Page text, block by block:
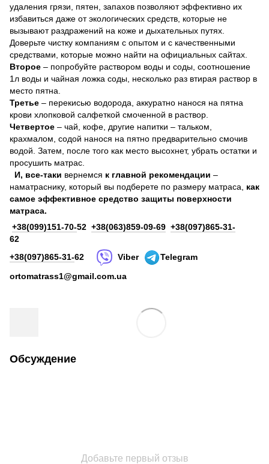
удаления грязи, пятен, запахов позволяют эффективно их
избавиться даже от экологических средств, которые не
вызывают раздражений на коже и дыхательных путях.
Доверьте чистку компаниям с опытом и с качественными
средствами, которые можно найти на официальных сайтах.
Второе – попробуйте раствором воды и соды, соотношение
1л воды и чайная ложка соды, несколько раз втирая раствор в
место пятна.
Третье – перекисью водорода, аккуратно нанося на пятна
крови хлопковой салфеткой смоченной в раствор.
Четвертое – чай, кофе, другие напитки – тальком,
крахмалом, содой нанося на пятно предварительно смочив
водой. Затем, после того как место высохнет, убрать остатки и
просушить матрас.
И, все-таки вернемся к главной рекомендации –
наматраснику, который вы подберете по размеру матраса, как
самое эффективное средство защиты поверхности
матраса.
+38(099)151-70-52 +38(063)859-09-69 +38(097)865-31-
62
+38(097)865-31-62 Viber Telegram
ortomatrass1@gmail.com.ua
Обсуждение
Добавьте первый отзыв